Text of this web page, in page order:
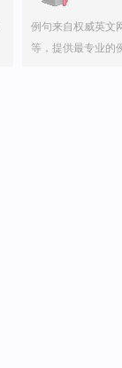
例句来自权威英文
等，提供最专业的